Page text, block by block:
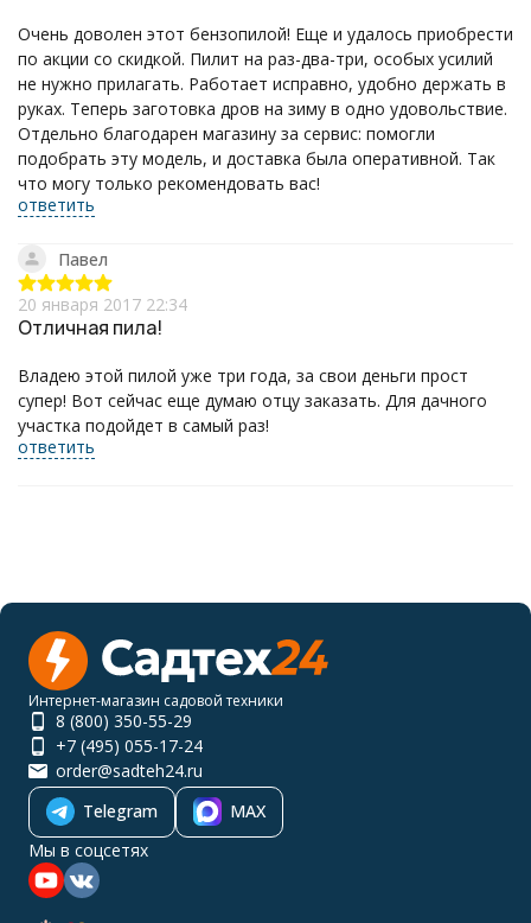
Очень доволен этот бензопилой! Еще и удалось приобрести
по акции со скидкой. Пилит на раз-два-три, особых усилий
не нужно прилагать. Работает исправно, удобно держать в
руках. Теперь заготовка дров на зиму в одно удовольствие.
Отдельно благодарен магазину за сервис: помогли
подобрать эту модель, и доставка была оперативной. Так
что могу только рекомендовать вас!
ответить
Павел
20 января 2017 22:34
Отличная пила!
Владею этой пилой уже три года, за свои деньги прост
супер! Вот сейчас еще думаю отцу заказать. Для дачного
участка подойдет в самый раз!
ответить
Интернет-магазин садовой техники
8 (800) 350-55-29
+7 (495) 055-17-24
order@sadteh24.ru
Telegram
MAX
Мы в соцсетях